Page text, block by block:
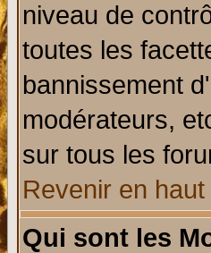
niveau de
toutes les
bannissement
modérateurs,
sur tous les
Revenir en
Qui sont les